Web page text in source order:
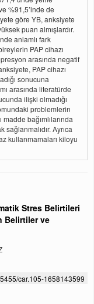
%91,5’inde de
göre YB, anksiyete
puan almışlardır.
anlamlı fark
PAP cihazı
arasında negatif
PAP cihazı
sonucuna
arasında literatürde
ilişki olmadığı
problemlerin
bağımlılarında
sağlanmalıdır. Ayrıca
kullanmamaları kiloyu
Stres Belirtileri
Belirtiler ve
car.105-1658143599